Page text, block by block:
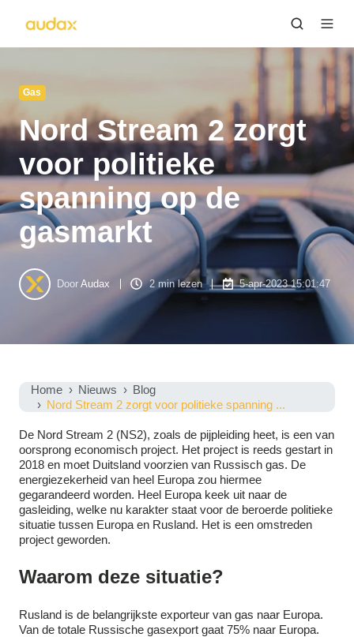
Gas
Nord Stream 2 zorgt
voor politieke
spanning op de
gasmarkt
DoorAudax 2 min lezen 5-apr-2023 15:01:47
Home Nieuws
Blog
Nord Stream 2 zorgt voor politieke spanning ...
De Nord Stream 2 (NS2), zoals de pijpleiding heet, is een van
oorsprong economisch project. Het project is reeds gestart in
2018 en moet Duitsland voorzien van Russisch gas. De
energiezekerheid van heel Europa zou hiermee
gegarandeerd worden. Heel Europa keek uit naar de
gasleiding, welke nu karakter staat voor de beroerde politieke
situatie tussen Europa en Rusland. Het is een omstreden
project geworden.
Waarom deze situatie?
Rusland is de belangrijkste exporteur van gas naar Europa.
Van de totale Russische gasexport gaat 75% naar Europa.